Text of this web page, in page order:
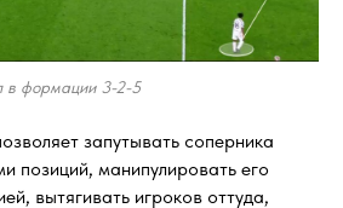
в формации 3-2-5
запутывать соперника
позиций, манипулировать его
вытягивать игроков оттуда,